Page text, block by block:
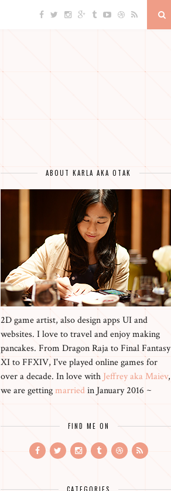
ABOUT KARLA AKA OTAK
2D game artist, also design apps UI and
websites. I love to travel and enjoy making
pancakes. From Dragon Raja to Final Fantasy
XI to FFXIV, I've played online games for
over a decade. In love with Jeffrey aka Maiev,
we are gettingmarriedin January 2016 ~
FIND ME ON